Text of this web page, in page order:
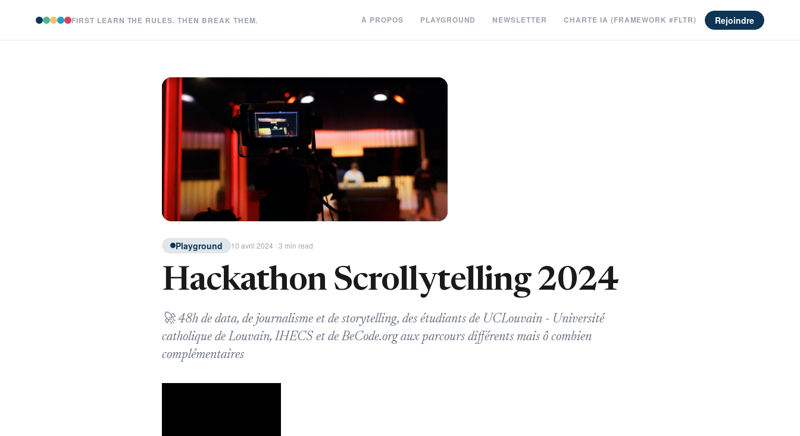
FIRST LEARN THE RULES. THEN BREAK THEM. À PROPOS PLAYGROUND NEWSLETTER CHARTE IA (FRAMEWORK #FLTR) Rejoindre
Playground 10 avril 2024 · 3 min read
Hackathon Scrollytelling 2024
🚀 48h de data, de journalisme et de storytelling, des étudiants de UCLouvain - Université
catholique de Louvain, IHECS et de BeCode.org aux parcours différents mais ô combien
complémentaires